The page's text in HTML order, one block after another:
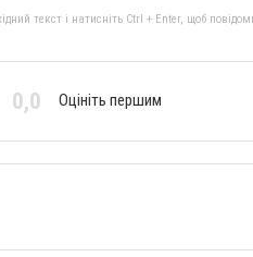
текст і натисніть Ctrl + Enter, щоб
0,0 Оцініть першим